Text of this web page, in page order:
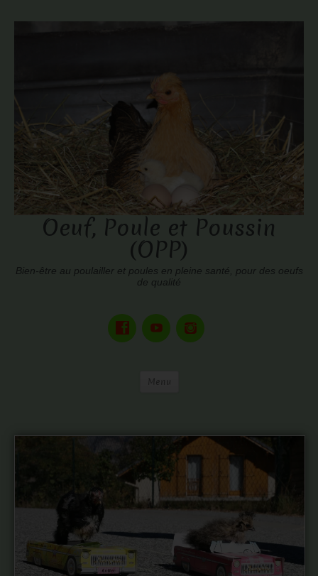
Oeuf, Poule et Poussin
(OPP)
Bien-être au poulailler et poules en pleine santé, pour des oeufs
de qualité